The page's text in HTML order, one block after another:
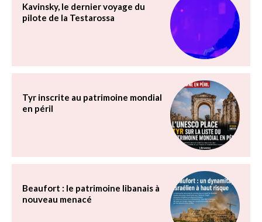
Kavinsky, le dernier voyage du
pilote de la Testarossa
Tyr inscrite au patrimoine mondial
en péril
Beaufort : le patrimoine libanais à
nouveau menacé